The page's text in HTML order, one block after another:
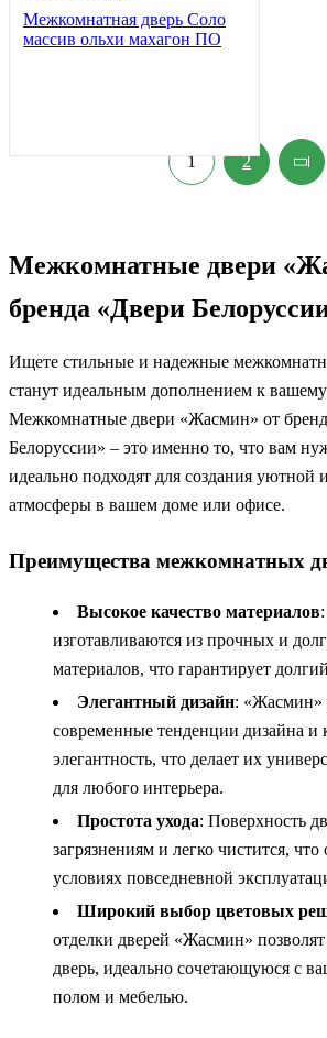
Межкомнатная дверь Соло
массив ольхи махагон ПО
1 2
Межкомнатные двери
бренда «Двери
Ищете стильные и надежные
станут идеальным дополнением к
Межкомнатные двери «Жасмин» от
Белоруссии» – это именно то, что вам
идеально подходят для создания уютной
атмосферы в вашем доме или офисе.
Преимущества межкомнатных
Высокое качество материалов
изготавливаются из прочных и
материалов, что гарантирует
Элегантный дизайн: «Жасмин»
современные тенденции дизайна и
элегантность, что делает их
для любого интерьера.
Простота ухода: Поверхность
загрязнениям и легко чистится,
условиях повседневной
Широкий выбор цветовых
отделки дверей «Жасмин»
дверь, идеально сочетающуюся с
полом и мебелью.